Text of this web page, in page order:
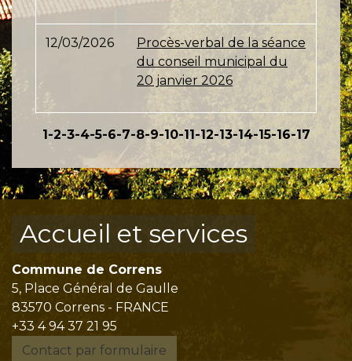
12/03/2026
Procès-verbal de la séance
du conseil municipal du
20 janvier 2026
1-2-3-4-5-6-7-8-9-10-11-12-13-14-15-16-17
Accueil et services
Commune de Correns
5, Place Général de Gaulle
83570 Correns - FRANCE
+33 4 94 37 21 95
Contact par formulaire